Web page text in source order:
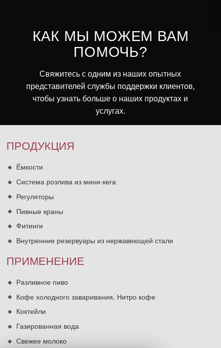
КАК МЫ МОЖЕМ ВАМ
ПОМОЧЬ?
Свяжитесь с одним из наших опытных
представителей службы поддержки клиентов,
чтобы узнать больше о наших продуктах и
услугах.
ПРОДУКЦИЯ
Ёмкости
Система розлива из мини-кега
Регуляторы
Пивные краны
Фитинги
Внутренние резервуары из нержавеющей стали
ПРИМЕНЕНИЕ
Разливное пиво
Кофе холодного заваривания, Нитро кофе
Коктейли
Газированная вода
Свежее молоко